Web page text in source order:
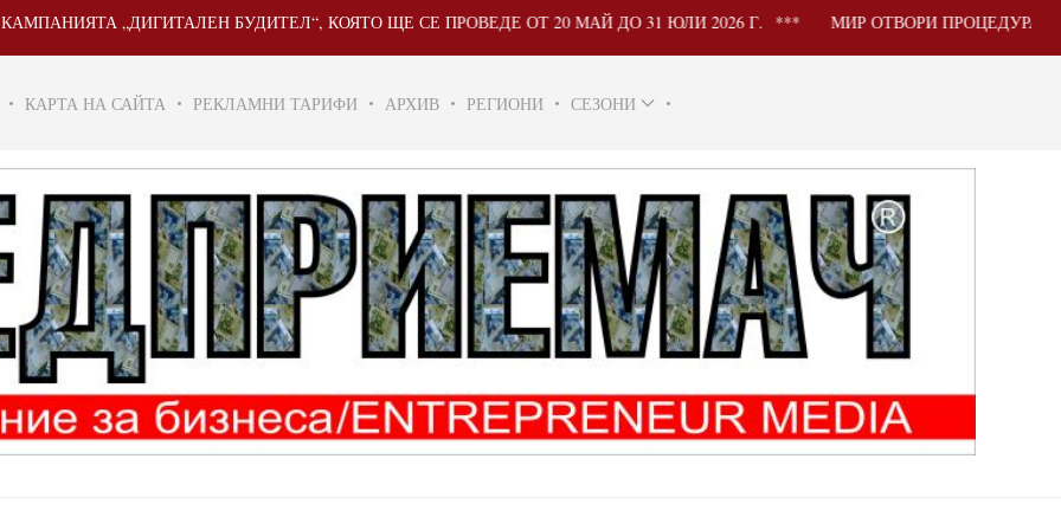
„ДИГИТАЛЕН БУДИТЕЛ“, КОЯТО ЩЕ СЕ ПРОВЕДЕ ОТ 20 МАЙ ДО 31 ЮЛИ 2026 Г. МИР ОТВОРИ ПРОЦЕДУРА ЗА
КАРТА НА САЙТА РЕКЛАМНИ ТАРИФИ АРХИВ РЕГИОНИ СЕЗОНИ